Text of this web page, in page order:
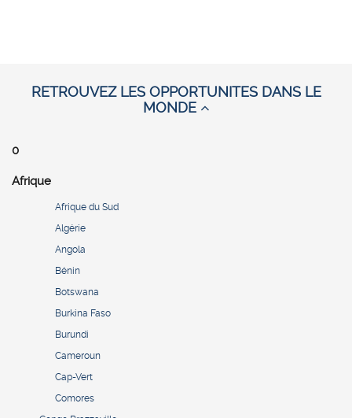
RETROUVEZ LES OPPORTUNITES DANS LE
MONDE
0
Afrique
Afrique du Sud
Algérie
Angola
Bénin
Botswana
Burkina Faso
Burundi
Cameroun
Cap-Vert
Comores